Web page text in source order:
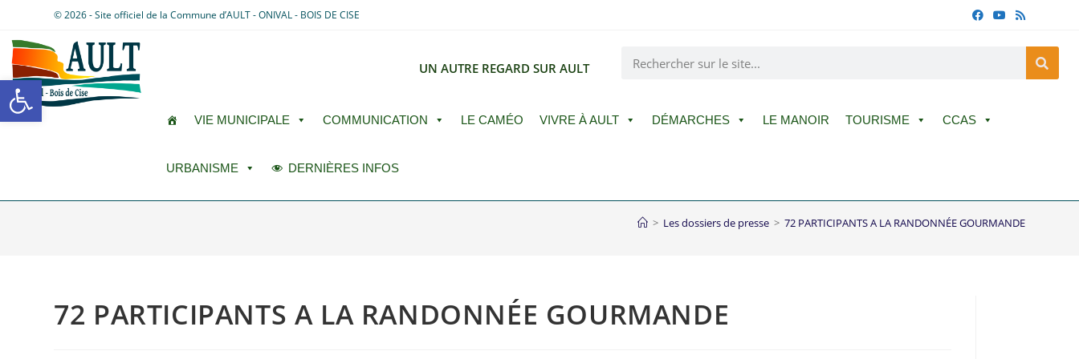
Ouvrir la barre d’outils
© 2026 - Site officiel de la Commune d’AULT - ONIVAL - BOIS DE CISE
UN AUTRE REGARD SUR AULT
VIE MUNICIPALE COMMUNICATION LE CAMÉO VIVRE À AULT DÉMARCHES LE MANOIR TOURISME CCAS
URBANISME DERNIÈRES INFOS
> Les dossiers de presse > 72 PARTICIPANTS A LA RANDONNÉE GOURMANDE
72 PARTICIPANTS A LA RANDONNÉE GOURMANDE